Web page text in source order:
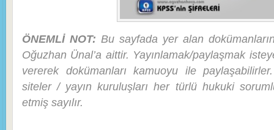
ÖNEMLİ NOT: Bu sayfada yer alan
Oğuzhan Ünal’a aittir. Yayınlamak/paylaşmak
vererek dokümanları kamuoyu ile
siteler / yayın kuruluşları her türlü hukuki
etmiş sayılır.